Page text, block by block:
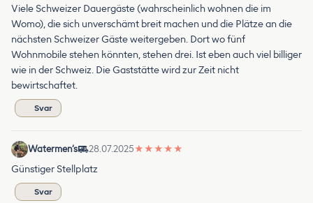
Viele Schweizer Dauergäste (wahrscheinlich wohnen die im
Womo), die sich unverschämt breit machen und die Plätze an die
nächsten Schweizer Gäste weitergeben. Dort wo fünf
Wohnmobile stehen könnten, stehen drei. Ist eben auch viel billiger
wie in der Schweiz. Die Gaststätte wird zur Zeit nicht
bewirtschaftet.
Svar
Watermen‘s 28.07.2025★ ★ ★ ★ ★
Günstiger Stellplatz
Svar